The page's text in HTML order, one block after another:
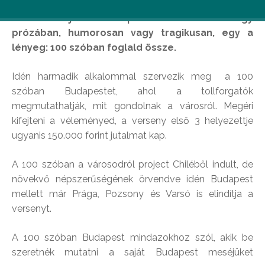
Neked mit jelent Budapest? Írd le lírában vagy
prózában, humorosan vagy tragikusan, egy a
lényeg: 100 szóban foglald össze.
Idén harmadik alkalommal szervezik meg a 100
szóban Budapestet, ahol a tollforgatók
megmutathatják, mit gondolnak a városról. Megéri
kifejteni a véleményed, a verseny első 3 helyezettje
ugyanis 150.000 forint jutalmat kap.
A 100 szóban a városodról project Chiléből indult, de
növekvő népszerűségének örvendve idén Budapest
mellett már Prága, Pozsony és Varsó is elindítja a
versenyt.
A 100 szóban Budapest mindazokhoz szól, akik be
szeretnék mutatni a saját Budapest meséjüket